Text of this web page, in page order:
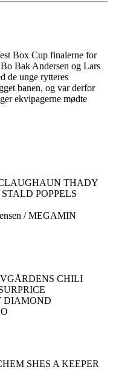
Box Cup finalerne for
Bak Andersen og Lars
de unge rytteres
banen, og var derfor
ekvipagerne mødte
CLAUGHAUN THADY
STALD POPPELS
/ MEGAMIN
CHILI
DIAMOND
SHES A KEEPER